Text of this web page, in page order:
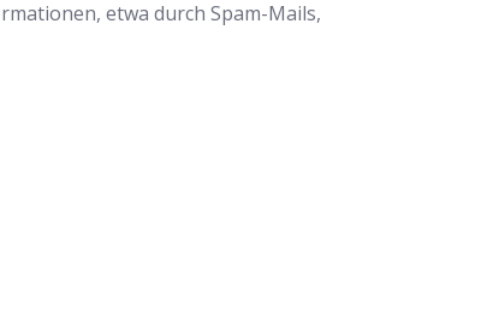
etwa durch Spam-Mails,